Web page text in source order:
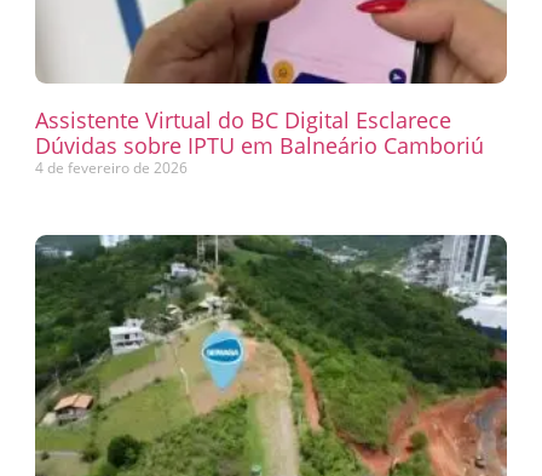
Assistente Virtual do BC Digital Esclarece
Dúvidas sobre IPTU em Balneário Camboriú
4 de fevereiro de 2026